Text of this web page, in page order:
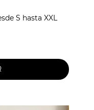
S hasta XXL